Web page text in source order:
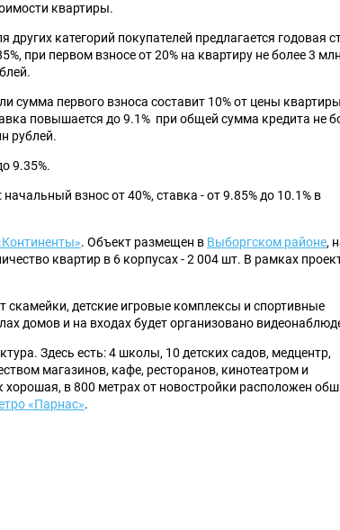
квартиры.
других категорий покупателей предлагается годовая
при первом взносе от 20% на квартиру не более 3 млн
сумма первого взноса составит 10% от цены
повышается до 9.1% при общей сумма кредита не
рублей.
9.35%.
взнос от 40%, ставка - от 9.85% до 10.1% в
. Объект размещен в Выборгском районе,
квартир в 6 корпусах - 2 004 шт. В рамках
скамейки, детские игровые комплексы и спортивные
домов и на входах будет организовано
Здесь есть: 4 школы, 10 детских садов, медцентр,
магазинов, кафе, ресторанов, кинотеатром и
хорошая, в 800 метрах от новостройки расположен
«Парнас».